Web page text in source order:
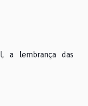
a lembrança das